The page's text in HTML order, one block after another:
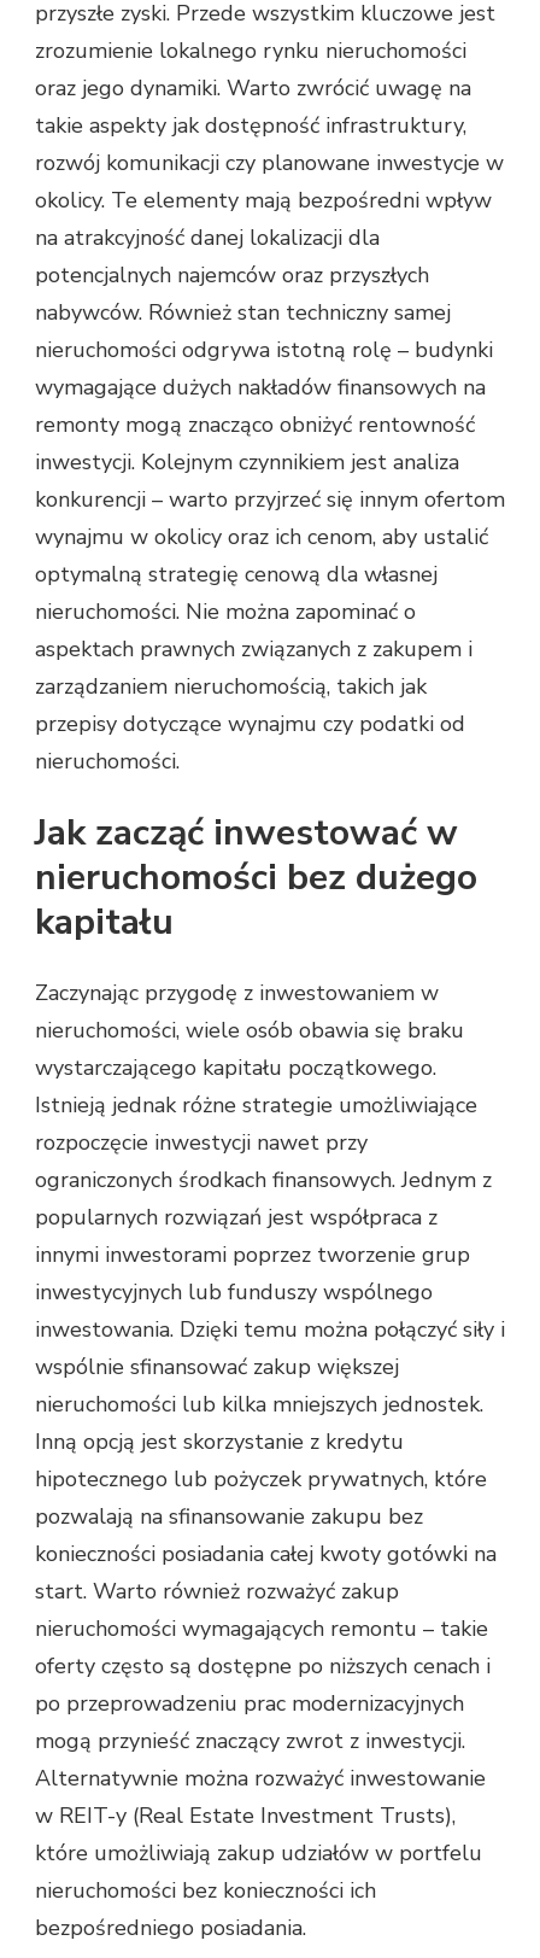
przyszłe zyski. Przede wszystkim kluczowe jest
zrozumienie lokalnego rynku nieruchomości
oraz jego dynamiki. Warto zwrócić uwagę na
takie aspekty jak dostępność infrastruktury,
rozwój komunikacji czy planowane inwestycje w
okolicy. Te elementy mają bezpośredni wpływ
na atrakcyjność danej lokalizacji dla
potencjalnych najemców oraz przyszłych
nabywców. Również stan techniczny samej
nieruchomości odgrywa istotną rolę – budynki
wymagające dużych nakładów finansowych na
remonty mogą znacząco obniżyć rentowność
inwestycji. Kolejnym czynnikiem jest analiza
konkurencji – warto przyjrzeć się innym ofertom
wynajmu w okolicy oraz ich cenom, aby ustalić
optymalną strategię cenową dla własnej
nieruchomości. Nie można zapominać o
aspektach prawnych związanych z zakupem i
zarządzaniem nieruchomością, takich jak
przepisy dotyczące wynajmu czy podatki od
nieruchomości.
Jak zacząć inwestować w
nieruchomości bez dużego
kapitału
Zaczynając przygodę z inwestowaniem w
nieruchomości, wiele osób obawia się braku
wystarczającego kapitału początkowego.
Istnieją jednak różne strategie umożliwiające
rozpoczęcie inwestycji nawet przy
ograniczonych środkach finansowych. Jednym z
popularnych rozwiązań jest współpraca z
innymi inwestorami poprzez tworzenie grup
inwestycyjnych lub funduszy wspólnego
inwestowania. Dzięki temu można połączyć siły i
wspólnie sfinansować zakup większej
nieruchomości lub kilka mniejszych jednostek.
Inną opcją jest skorzystanie z kredytu
hipotecznego lub pożyczek prywatnych, które
pozwalają na sfinansowanie zakupu bez
konieczności posiadania całej kwoty gotówki na
start. Warto również rozważyć zakup
nieruchomości wymagających remontu – takie
oferty często są dostępne po niższych cenach i
po przeprowadzeniu prac modernizacyjnych
mogą przynieść znaczący zwrot z inwestycji.
Alternatywnie można rozważyć inwestowanie
w REIT-y (Real Estate Investment Trusts),
które umożliwiają zakup udziałów w portfelu
nieruchomości bez konieczności ich
bezpośredniego posiadania.